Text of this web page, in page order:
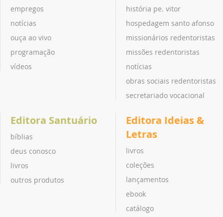
empregos
notícias
ouça ao vivo
programação
vídeos
história pe. vitor
hospedagem santo afonso
missionários redentoristas
missões redentoristas
notícias
obras sociais redentoristas
secretariado vocacional
Editora Santuário
bíblias
deus conosco
livros
outros produtos
Editora Ideias &
Letras
livros
coleções
lançamentos
ebook
catálogo